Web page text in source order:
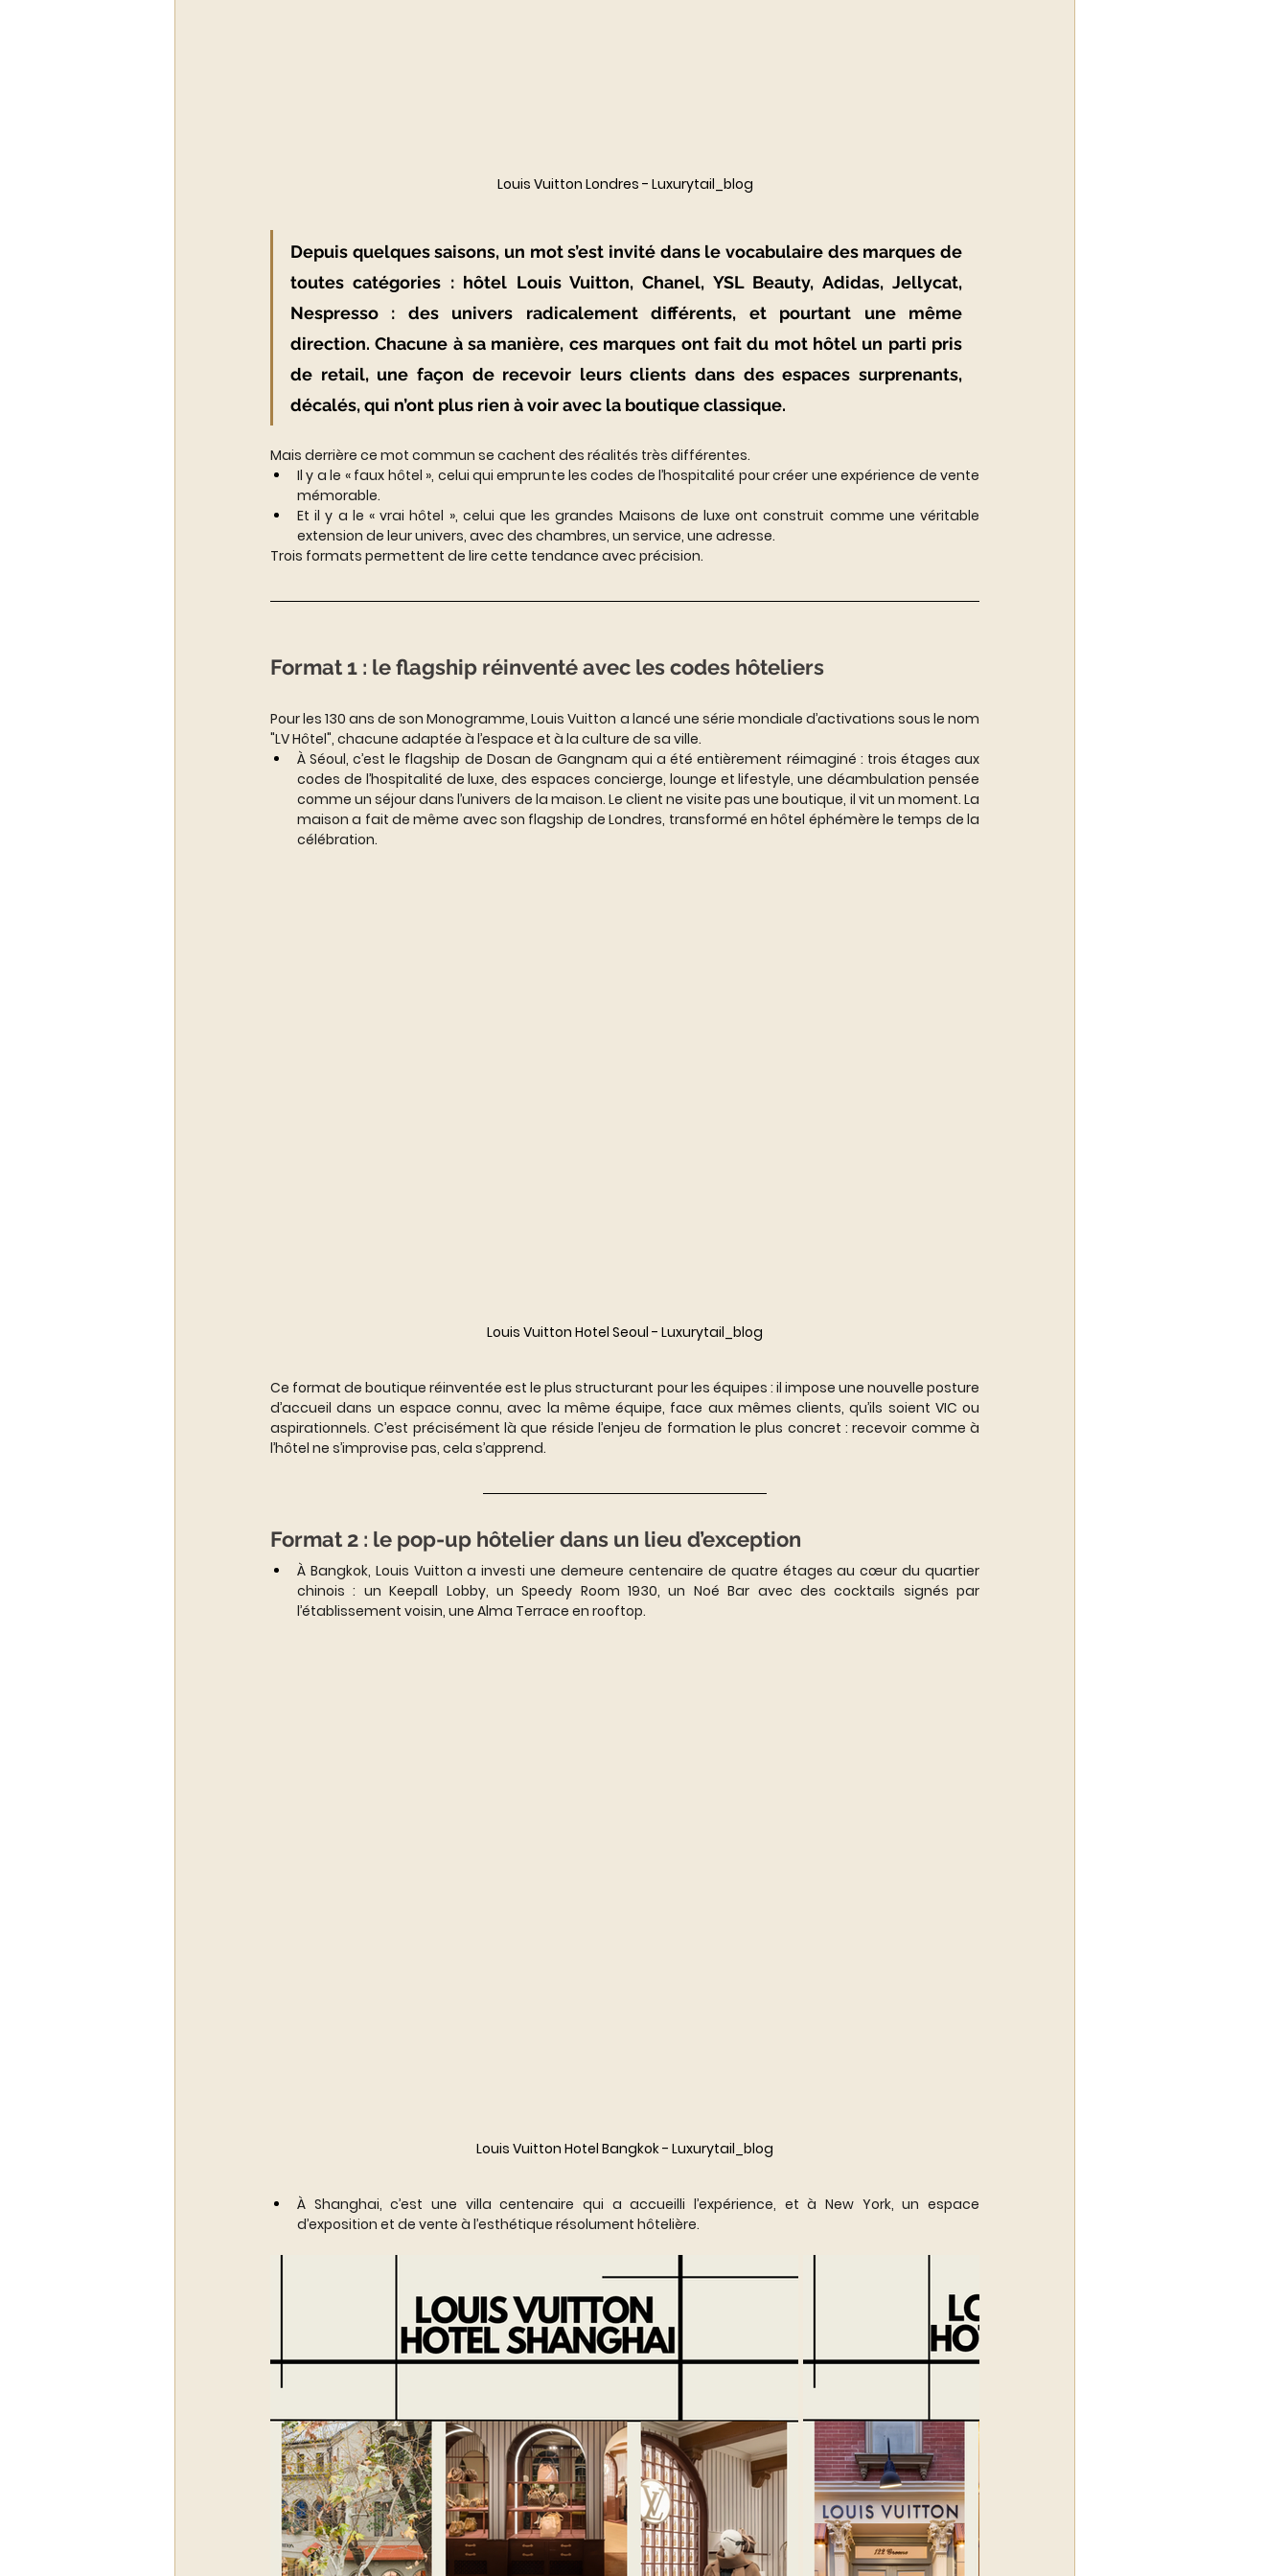
Louis Vuitton Londres - Luxurytail_blog
Depuis quelques saisons, un mot s’est invité dans le vocabulaire des marques de
toutes catégories : hôtel Louis Vuitton, Chanel, YSL Beauty, Adidas, Jellycat,
Nespresso : des univers radicalement différents, et pourtant une même
direction. Chacune à sa manière, ces marques ont fait du mot hôtel un parti pris
de retail, une façon de recevoir leurs clients dans des espaces surprenants,
décalés, qui n’ont plus rien à voir avec la boutique classique.
Mais derrière ce mot commun se cachent des réalités très différentes.
Il y a le « faux hôtel », celui qui emprunte les codes de l’hospitalité pour créer une expérience de vente
mémorable.
Et il y a le « vrai hôtel », celui que les grandes Maisons de luxe ont construit comme une véritable
extension de leur univers, avec des chambres, un service, une adresse.
Trois formats permettent de lire cette tendance avec précision.
Format 1 : le flagship réinventé avec les codes hôteliers
Pour les 130 ans de son Monogramme, Louis Vuitton a lancé une série mondiale d’activations sous le nom
"LV Hôtel", chacune adaptée à l’espace et à la culture de sa ville.
À Séoul, c’est le flagship de Dosan de Gangnam qui a été entièrement réimaginé : trois étages aux
codes de l’hospitalité de luxe, des espaces concierge, lounge et lifestyle, une déambulation pensée
comme un séjour dans l’univers de la maison. Le client ne visite pas une boutique, il vit un moment. La
maison a fait de même avec son flagship de Londres, transformé en hôtel éphémère le temps de la
célébration.
Louis Vuitton Hotel Seoul - Luxurytail_blog
Ce format de boutique réinventée est le plus structurant pour les équipes : il impose une nouvelle posture
d’accueil dans un espace connu, avec la même équipe, face aux mêmes clients, qu’ils soient VIC ou
aspirationnels. C’est précisément là que réside l’enjeu de formation le plus concret : recevoir comme à
l’hôtel ne s’improvise pas, cela s’apprend.
Format 2 : le pop-up hôtelier dans un lieu d’exception
À Bangkok, Louis Vuitton a investi une demeure centenaire de quatre étages au cœur du quartier
chinois : un Keepall Lobby, un Speedy Room 1930, un Noé Bar avec des cocktails signés par
l’établissement voisin, une Alma Terrace en rooftop.
Louis Vuitton Hotel Bangkok - Luxurytail_blog
À Shanghai, c’est une villa centenaire qui a accueilli l’expérience, et à New York, un espace
d’exposition et de vente à l’esthétique résolument hôtelière.